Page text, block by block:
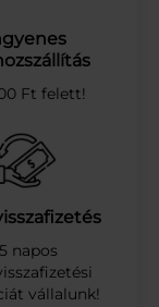
Ft felett!
napos
vállalunk!